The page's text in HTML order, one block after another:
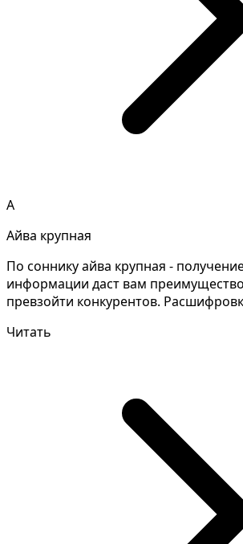
А
Айва крупная
По соннику айва крупная -
информации даст вам
превзойти конкурентов.
Читать